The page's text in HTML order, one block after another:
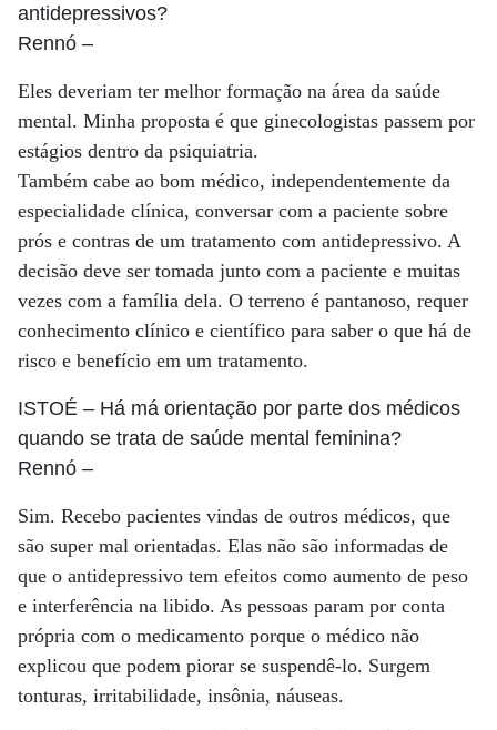
antidepressivos?
Rennó –
Eles deveriam ter melhor formação na área da saúde
mental. Minha proposta é que ginecologistas passem por
estágios dentro da psiquiatria.
Também cabe ao bom médico, independentemente da
especialidade clínica, conversar com a paciente sobre
prós e contras de um tratamento com antidepressivo. A
decisão deve ser tomada junto com a paciente e muitas
vezes com a família dela. O terreno é pantanoso, requer
conhecimento clínico e científico para saber o que há de
risco e benefício em um tratamento.
ISTOÉ – Há má orientação por parte dos médicos
quando se trata de saúde mental feminina?
Rennó –
Sim. Recebo pacientes vindas de outros médicos, que
são super mal orientadas. Elas não são informadas de
que o antidepressivo tem efeitos como aumento de peso
e interferência na libido. As pessoas param por conta
própria com o medicamento porque o médico não
explicou que podem piorar se suspendê-lo. Surgem
tonturas, irritabilidade, insônia, náuseas.